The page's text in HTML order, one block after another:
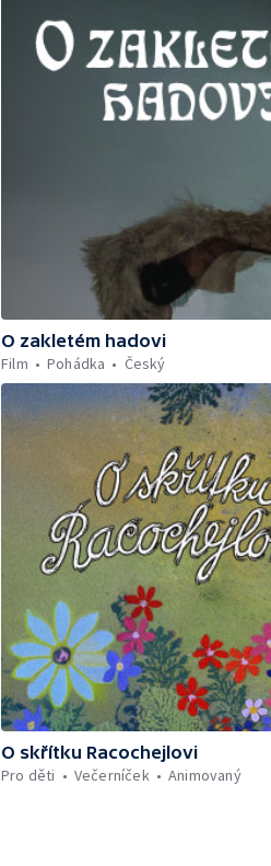
O zakletém hadovi
Film
Pohádka Český
O skřítku Racochejlovi
Pro děti
Večerníček Animovaný